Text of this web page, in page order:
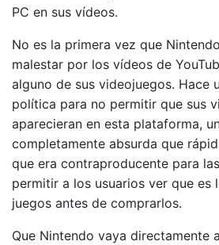
PC en sus vídeos.
No es la primera vez que
malestar por los vídeos de
alguno de sus videojuegos. Hace
política para no permitir que sus
aparecieran en esta plataforma,
completamente absurda que
que era contraproducente para
permitir a los usuarios ver que es
juegos antes de comprarlos.
Que Nintendo vaya directamente